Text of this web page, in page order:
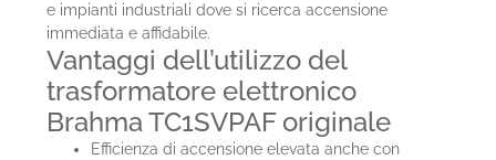
e impianti industriali dove si ricerca accensione
immediata e affidabile.
Vantaggi dell’utilizzo del
trasformatore elettronico
Brahma TC1SVPAF originale
Efficienza di accensione elevata anche con